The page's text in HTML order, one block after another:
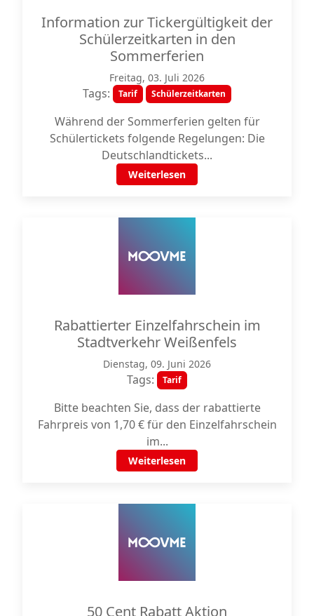
Information zur Tickergültigkeit der
Schülerzeitkarten in den
Sommerferien
Freitag, 03. Juli 2026
Tags: Tarif Schülerzeitkarten
Während der Sommerferien gelten für
Schülertickets folgende Regelungen: Die
Deutschlandtickets...
Weiterlesen
Rabattierter Einzelfahrschein im
Stadtverkehr Weißenfels
Dienstag, 09. Juni 2026
Tags: Tarif
Bitte beachten Sie, dass der rabattierte
Fahrpreis von 1,70 € für den Einzelfahrschein
im...
Weiterlesen
50 Cent Rabatt Aktion